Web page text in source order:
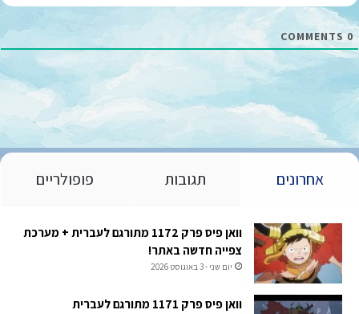
ל
0
COMMENTS
אחרונים תגובות פופולריים
וואן פיס פרק 1172 מתורגם לעברית + מערכת
צפייה חדשה באתר!
יום שני - 3 באוגוסט 2026
וואן פיס פרק 1171 מתורגם לעברית